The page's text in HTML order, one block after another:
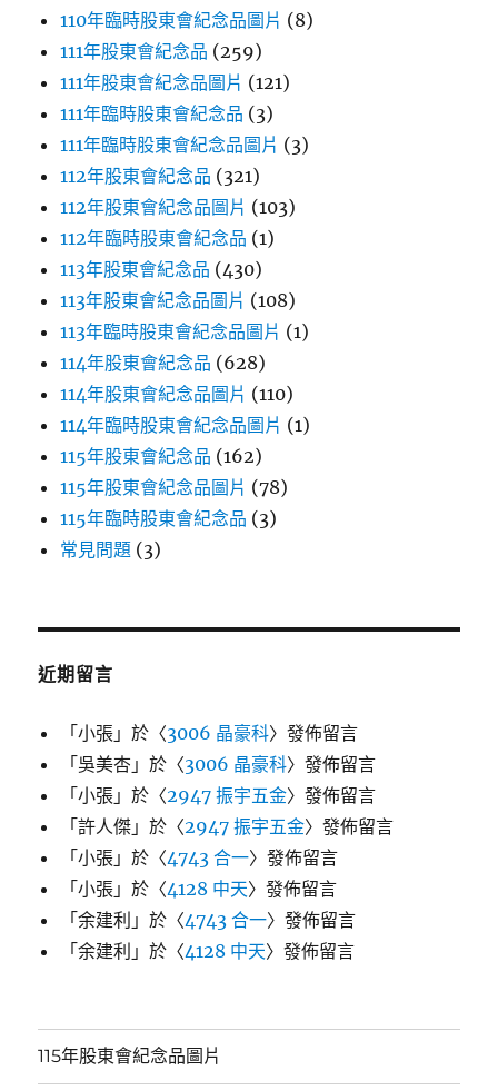
110年臨時股東會紀念品圖片 (8)
111年股東會紀念品 (259)
111年股東會紀念品圖片 (121)
111年臨時股東會紀念品 (3)
111年臨時股東會紀念品圖片 (3)
112年股東會紀念品 (321)
112年股東會紀念品圖片 (103)
112年臨時股東會紀念品 (1)
113年股東會紀念品 (430)
113年股東會紀念品圖片 (108)
113年臨時股東會紀念品圖片 (1)
114年股東會紀念品 (628)
114年股東會紀念品圖片 (110)
114年臨時股東會紀念品圖片 (1)
115年股東會紀念品 (162)
115年股東會紀念品圖片 (78)
115年臨時股東會紀念品 (3)
常見問題 (3)
近期留言
「小張 」於〈3006 晶豪科〉發佈留言
「吳美杏 」於〈3006 晶豪科〉發佈留言
「小張 」於〈2947 振宇五金〉發佈留言
「許人傑 」於〈2947 振宇五金〉發佈留言
「小張 」於〈4743 合一〉發佈留言
「小張 」於〈4128 中天〉發佈留言
「余建利 」於〈4743 合一〉發佈留言
「余建利 」於〈4128 中天〉發佈留言
115年股東會紀念品圖片